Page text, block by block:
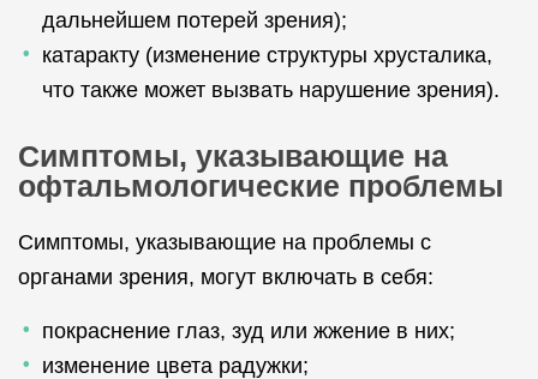
дальнейшем потерей зрения);
катаракту (изменение структуры хрусталика,
что также может вызвать нарушение зрения).
Симптомы, указывающие на
офтальмологические проблемы
Симптомы, указывающие на проблемы с
органами зрения, могут включать в себя:
покраснение глаз, зуд или жжение в них;
изменение цвета радужки;